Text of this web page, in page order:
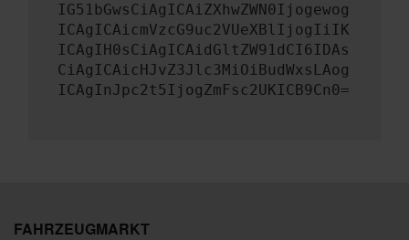
IG51bGwsCiAgICAiZXhwZWN0Ijogewog
ICAgICAicmVzcG9uc2VUeXBlIjogIiIK
ICAgIH0sCiAgICAidGltZW91dCI6IDAs
CiAgICAicHJvZ3Jlc3MiOiBudWxsLAog
ICAgInJpc2t5IjogZmFsc2UKICB9Cn0=
FAHRZEUGMARKT